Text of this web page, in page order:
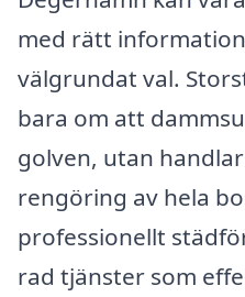
med rätt
välgrundat val.
bara om att
golven, utan
rengöring av hela
professionellt
rad tjänster som